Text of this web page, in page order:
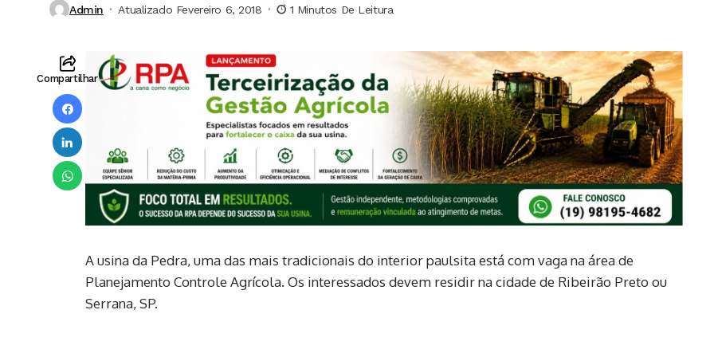
Admin Atualizado Fevereiro 6, 2018 1 Minutos De Leitura
Compartilhar
A usina da Pedra, uma das mais tradicionais do interior paulsita está com vaga na área de
Planejamento Controle Agrícola. Os interessados devem residir na cidade de Ribeirão Preto ou
Serrana, SP.